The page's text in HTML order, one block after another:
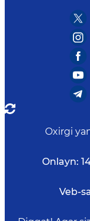
Oxirgi
Onlayn:
Veb-